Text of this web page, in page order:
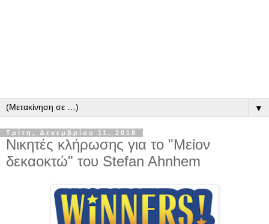
▼
Τρίτη, Δεκεμβρίου 11, 2018
Νικητές κλήρωσης για το "Μείον
δεκαοκτώ" του Stefan Ahnhem